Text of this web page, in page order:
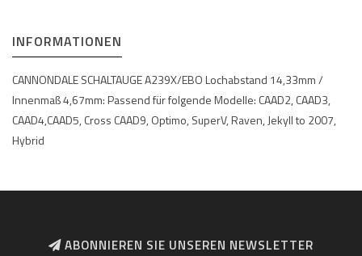
INFORMATIONEN
CANNONDALE SCHALTAUGE A239X/EBO Lochabstand 14,33mm /
Innenmaß 4,67mm: Passend für folgende Modelle: CAAD2, CAAD3,
CAAD4,CAAD5, Cross CAAD9, Optimo, SuperV, Raven, Jekyll to 2007,
Hybrid
ABONNIEREN SIE UNSEREN NEWSLETTER